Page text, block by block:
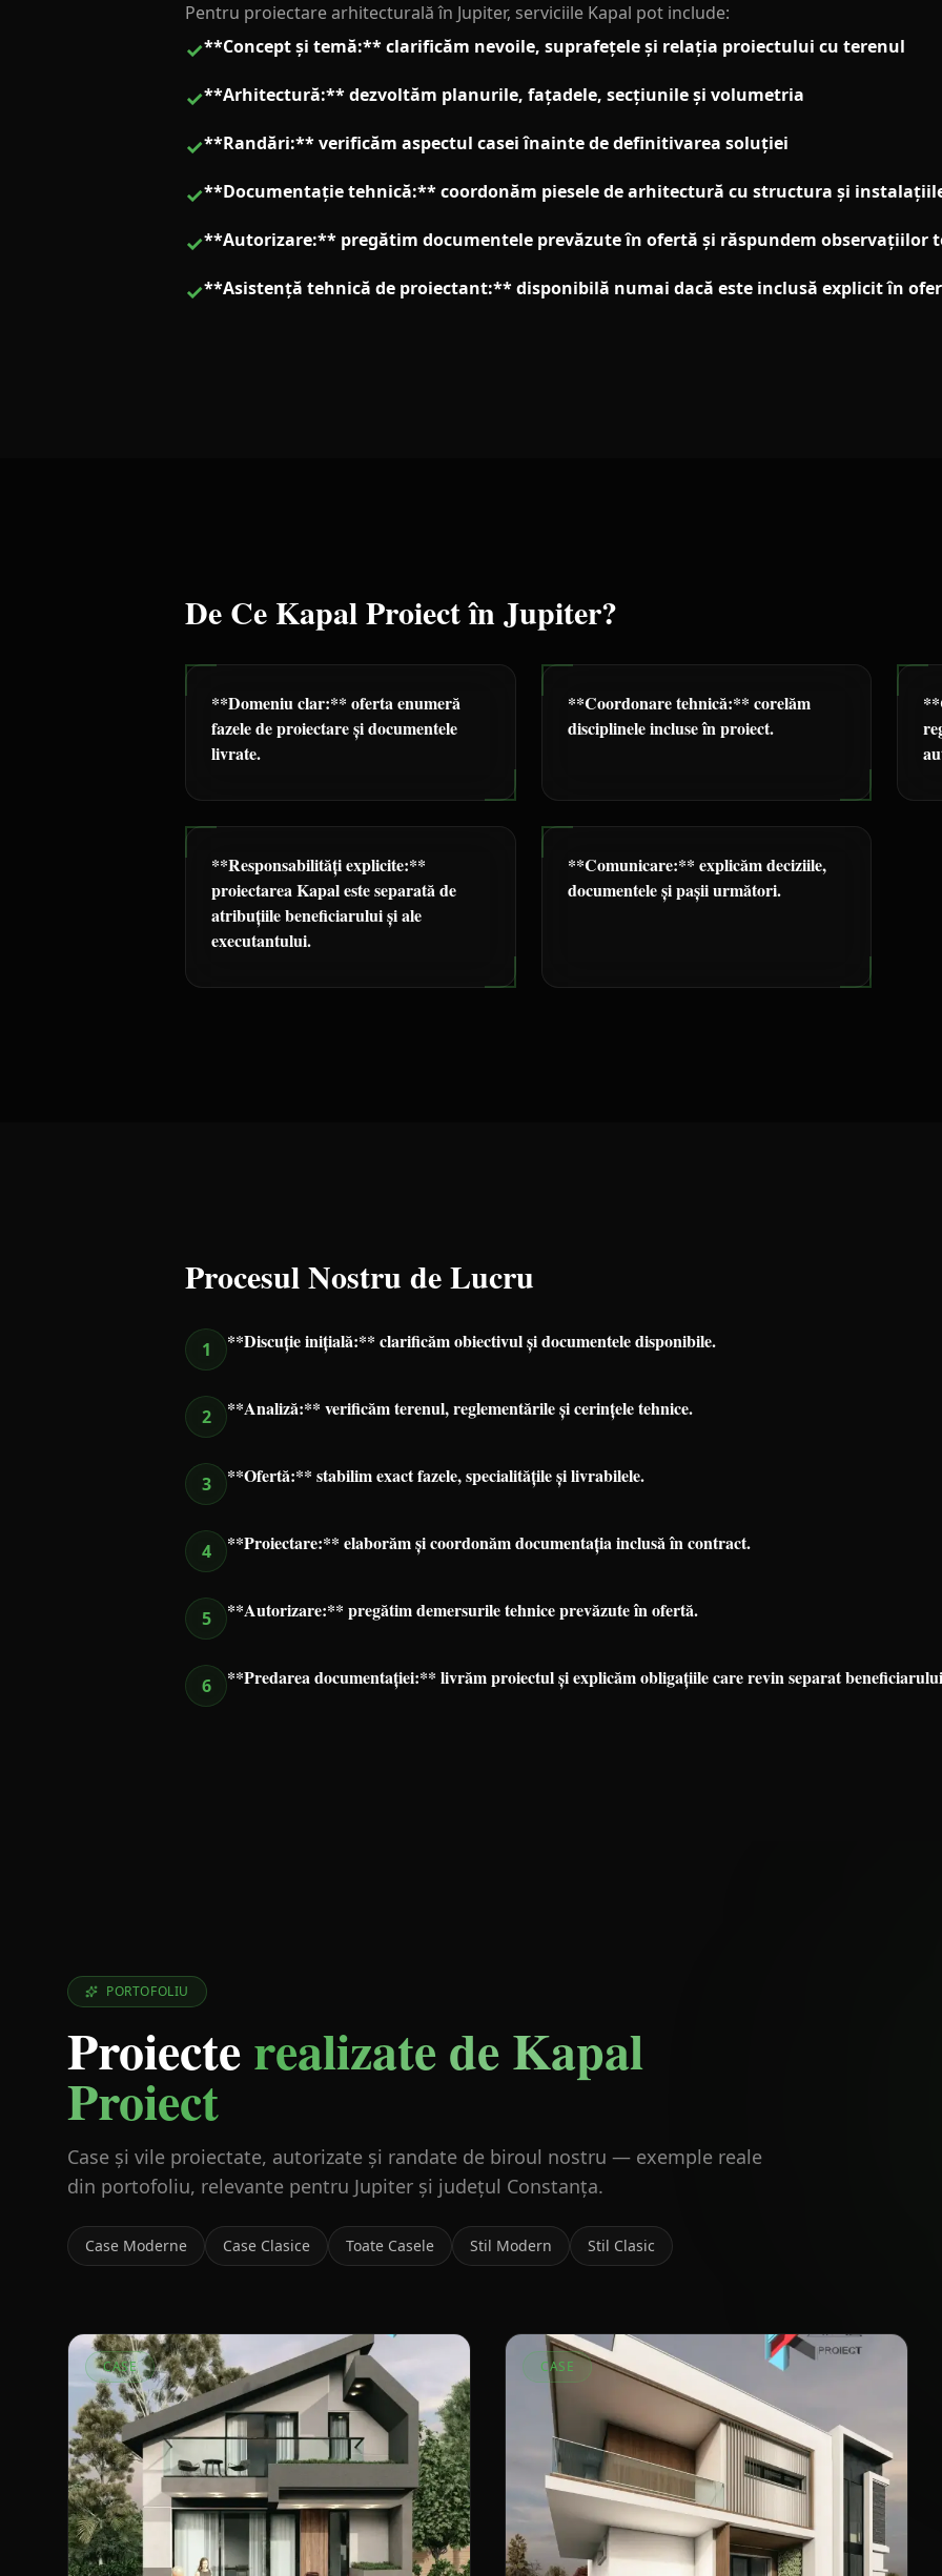
Pentru proiectare arhitecturală în Jupiter, serviciile Kapal pot include:
✓**Concept și temă:** clarificăm nevoile, suprafețele și relația proiectului cu terenul
✓**Arhitectură:** dezvoltăm planurile, fațadele, secțiunile și volumetria
✓**Randări:** verificăm aspectul casei înainte de definitivarea soluției
✓**Documentație tehnică:** coordonăm piesele de arhitectură cu structura și
✓**Autorizare:** pregătim documentele prevăzute în ofertă și răspundem observațiilor
✓**Asistență tehnică de proiectant:** disponibilă numai dacă este inclusă explicit în
De Ce Kapal Proiect înJupiter?
**Domeniu clar:** oferta enumeră
fazele de proiectare și documentele
livrate.
**Coordonare tehnică:** corelăm
disciplinele incluse în proiect.
**Responsabilități explicite:**
proiectarea Kapal este separată de
atribuțiile beneficiarului și ale
executantului.
**Comunicare:** explicăm deciziile,
documentele și pașii următori.
Procesul Nostru de Lucru
1 **Discuție inițială:** clarificăm obiectivul și documentele disponibile.
2 **Analiză:** verificăm terenul, reglementările și cerințele tehnice.
3 **Ofertă:** stabilim exact fazele, specialitățile și livrabilele.
4 **Proiectare:** elaborăm și coordonăm documentația inclusă în contract.
5 **Autorizare:** pregătim demersurile tehnice prevăzute în ofertă.
6 **Predarea documentației:** livrăm proiectul și explicăm obligațiile care revin separat
PORTOFOLIU
Proiecterealizate de Kapal
Proiect
Case și vile proiectate, autorizate și randate de biroul nostru — exemple reale
din portofoliu, relevante pentru Jupiter și județul Constanța.
Case Moderne Case Clasice Toate Casele Stil Modern Stil Clasic
CASE CASE